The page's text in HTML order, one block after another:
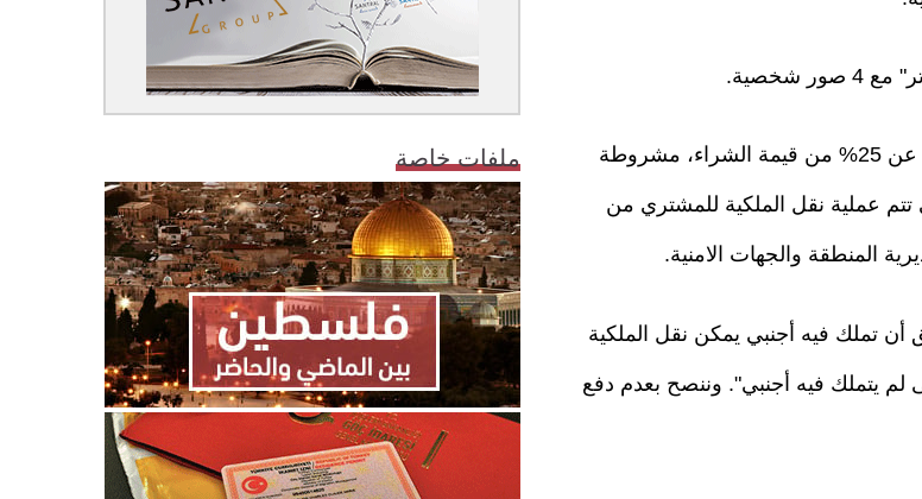
شخصية.
رابعاً: توقيع عقد الشراء مع البائع وتقديم دفعه أولى ويفضل ألا تزيد عن 25% من قيمة الشراء، مشروطة
25% من قيمة العقار حتى تتم عملية نقل الملكية للمشتري من
المنطقة والجهات الامنية.
أن تملك فيه أجنبي يمكن نقل الملكية
العقار ضمن مبنى لم يتملك فيه أجنبي". وننصح بعدم دفع
ملفات خاصة